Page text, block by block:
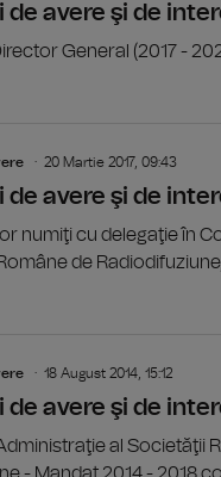
de avere şi de
General (2017 -
20 Martie 2017, 09:43
de avere şi de
numiţi cu delegaţie în
de
18 August 2014, 15:12
de avere şi de
al Societăţii